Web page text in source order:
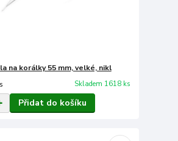
na korálky 55 mm, velké, nikl
Skladem 1618 ks
Přidat do košíku